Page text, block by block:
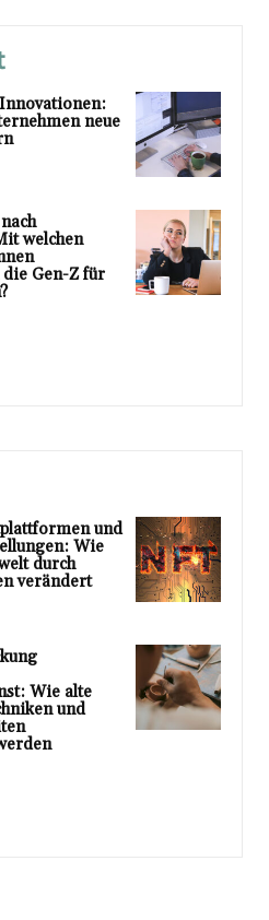
neue
welchen
Gen-Z für
und
Wie
durch
verändert
Wie alte
und